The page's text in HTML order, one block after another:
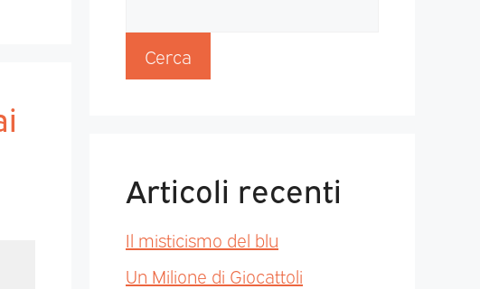
Cerca
Articoli recenti
Il misticismo del blu
Un Milione di Giocattoli